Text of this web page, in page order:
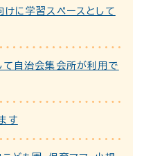
に学習スペースとして
て自治会集会所が利用で
す